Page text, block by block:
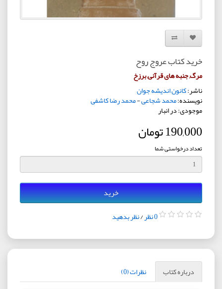
افزودن به لیست دلخواه
مقایسه این محصول
خرید کتاب عروج روح
مرگ, جنبه های قرآنی, برزخ
ناشر:کانون اندیشه جوان
نویسنده:محمد شجاعی-محمد رضا کاشفی
موجودی: در انبار
190,000 تومان
تعداد درخواستی شما
خرید
0 نظر /نظر بدهید
درباره کتاب نظرات (0)